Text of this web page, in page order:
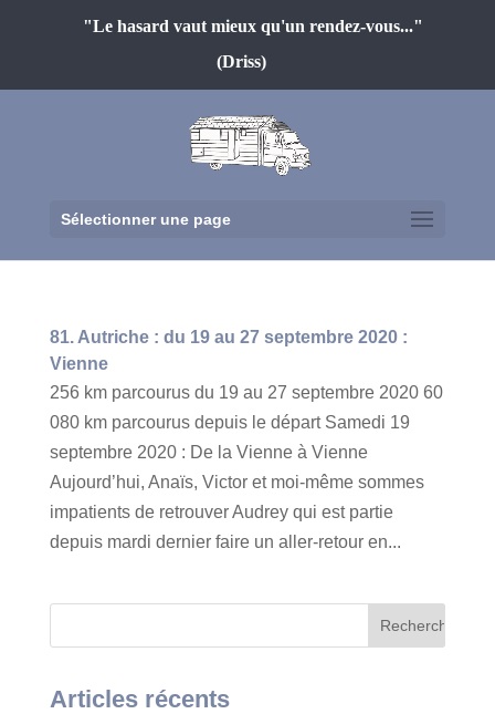
"Le hasard vaut mieux qu'un rendez-vous..."
(Driss)
Sélectionner une page
81. Autriche : du 19 au 27 septembre 2020 :
Vienne
256 km parcourus du 19 au 27 septembre 2020 60
080 km parcourus depuis le départ Samedi 19
septembre 2020 : De la Vienne à Vienne
Aujourd’hui, Anaïs, Victor et moi-même sommes
impatients de retrouver Audrey qui est partie
depuis mardi dernier faire un aller-retour en...
Articles récents